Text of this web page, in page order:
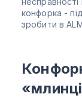
конфорка -
зробити в